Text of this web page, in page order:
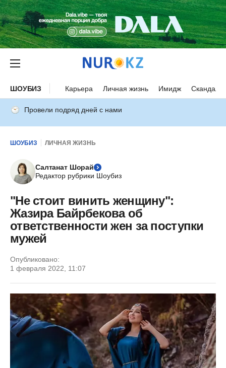
ШОУБИЗ Карьера Личная жизнь Имидж Скандалы
Провели подряд дней с нами
ШОУБИЗ ЛИЧНАЯ ЖИЗНЬ
Салтанат Шорай
Редактор рубрики Шоубиз
"Не стоит винить женщину":
Жазира Байрбекова об
ответственности жен за поступки
мужей
Опубликовано:
1 февраля 2022, 11:07